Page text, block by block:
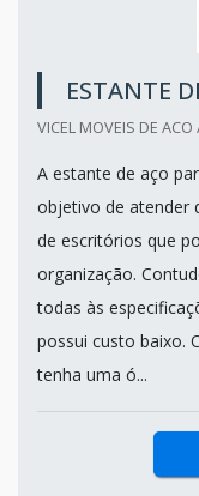
ESTANTE
VICEL MOVEIS DE
A estante de aço
objetivo de atender
de escritórios que
organização.
todas às
possui custo baixo.
tenha uma ó...